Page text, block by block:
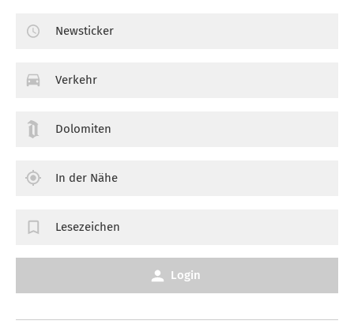
Newsticker
Verkehr
Dolomiten
In der Nähe
Lesezeichen
Login